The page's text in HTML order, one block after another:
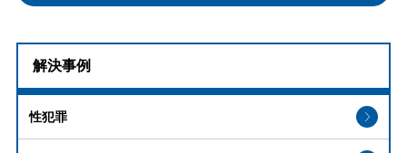
解決事例
性犯罪